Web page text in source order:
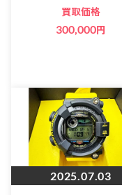
買取価格
300,000円
2025.07.03